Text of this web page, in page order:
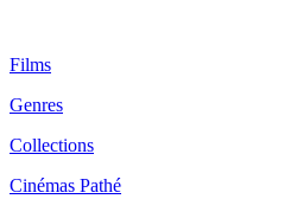
Films
Genres
Collections
Cinémas Pathé